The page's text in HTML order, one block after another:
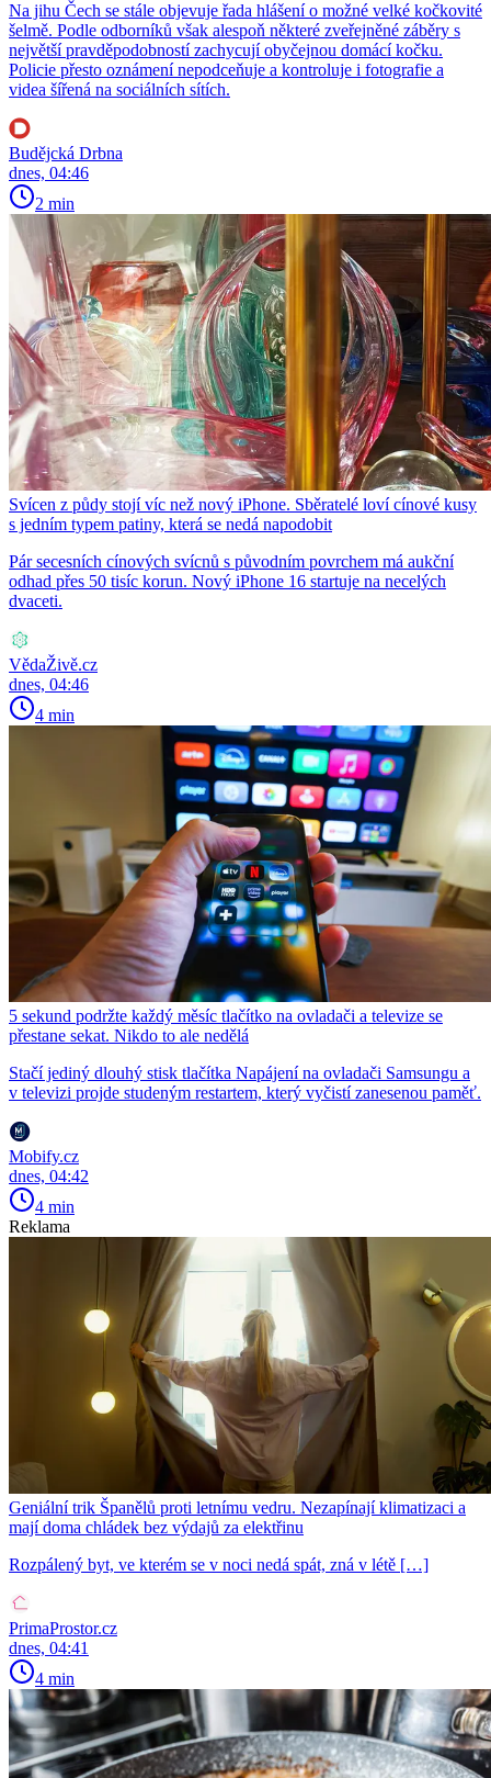
Na jihu Čech se stále objevuje řada hlášení o možné velké kočkovité
šelmě. Podle odborníků však alespoň některé zveřejněné záběry s
největší pravděpodobností zachycují obyčejnou domácí kočku.
Policie přesto oznámení nepodceňuje a kontroluje i fotografie a
videa šířená na sociálních sítích.
Budějcká Drbna
dnes, 04:46
2 min
Svícen z půdy stojí víc než nový iPhone. Sběratelé loví cínové kusy
s jedním typem patiny, která se nedá napodobit
Pár secesních cínových svícnů s původním povrchem má aukční
odhad přes 50 tisíc korun. Nový iPhone 16 startuje na necelých
dvaceti.
VědaŽivě.cz
dnes, 04:46
4 min
5 sekund podržte každý měsíc tlačítko na ovladači a televize se
přestane sekat. Nikdo to ale nedělá
Stačí jediný dlouhý stisk tlačítka Napájení na ovladači Samsungu a
v televizi projde studeným restartem, který vyčistí zanesenou paměť.
Mobify.cz
dnes, 04:42
4 min
Reklama
Geniální trik Španělů proti letnímu vedru. Nezapínají klimatizaci a
mají doma chládek bez výdajů za elektřinu
Rozpálený byt, ve kterém se v noci nedá spát, zná v létě […]
PrimaProstor.cz
dnes, 04:41
4 min